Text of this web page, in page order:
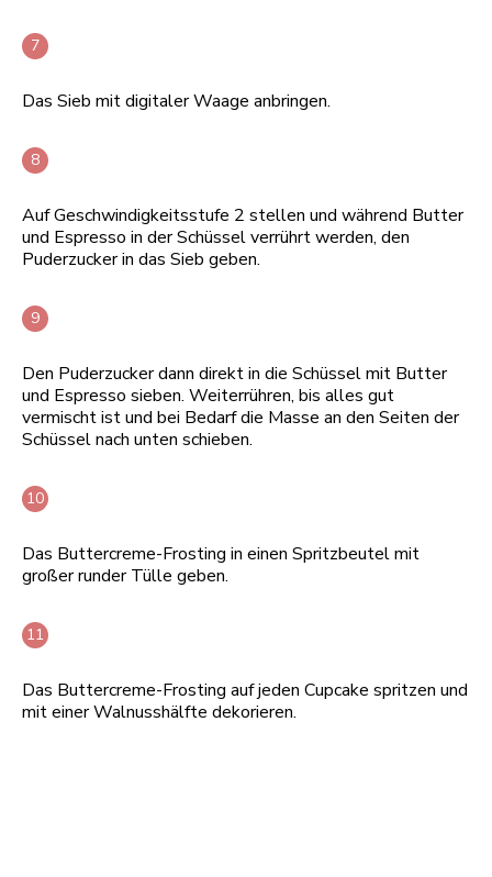
Das Sieb mit digitaler Waage anbringen.
Auf Geschwindigkeitsstufe 2 stellen und während Butter
und Espresso in der Schüssel verrührt werden, den
Puderzucker in das Sieb geben.
Den Puderzucker dann direkt in die Schüssel mit Butter
und Espresso sieben. Weiterrühren, bis alles gut
vermischt ist und bei Bedarf die Masse an den Seiten der
Schüssel nach unten schieben.
Das Buttercreme-Frosting in einen Spritzbeutel mit
großer runder Tülle geben.
Das Buttercreme-Frosting auf jeden Cupcake spritzen und
mit einer Walnusshälfte dekorieren.